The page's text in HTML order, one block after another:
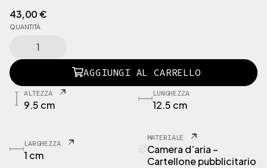
43,00€
QUANTITÀ
N
G
P
P
AGGIUNGI AL CARRELLO
ALTEZZA
9.5 cm
LUNGHEZZA
12.5 cm
LARGHEZZA
1 cm
MATERIALE
Camera d’aria –
Cartellone pubblicitario